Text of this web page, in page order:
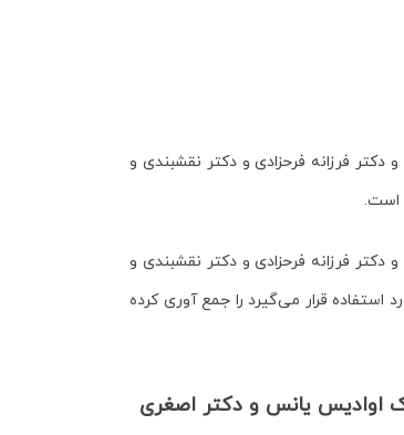
فرزانه فرحزادی و دکتر نقشبندی و
فرزانه فرحزادی و دکتر نقشبندی و
استفاده قرار می‌گیرد را جمع آوری کرده
اوادیس یانس و دکتر اصغری